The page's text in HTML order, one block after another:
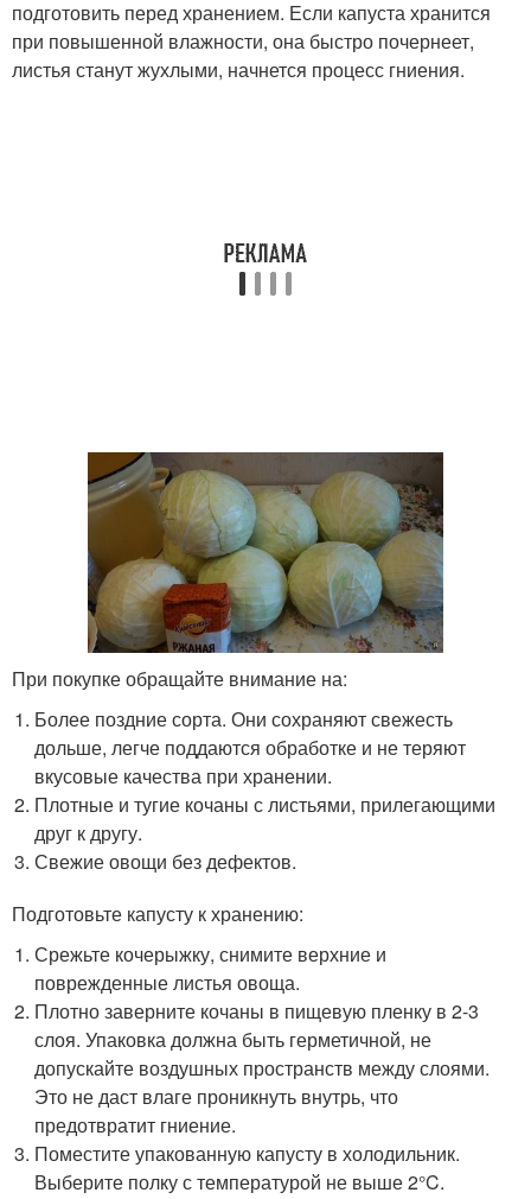
подготовить перед хранением. Если капуста хранится
при повышенной влажности, она быстро почернеет,
листья станут жухлыми, начнется процесс гниения.
При покупке обращайте внимание на:
Более поздние сорта. Они сохраняют свежесть
дольше, легче поддаются обработке и не теряют
вкусовые качества при хранении.
Плотные и тугие кочаны с листьями, прилегающими
друг к другу.
Свежие овощи без дефектов.
Подготовьте капусту к хранению:
Срежьте кочерыжку, снимите верхние и
поврежденные листья овоща.
Плотно заверните кочаны в пищевую пленку в 2-3
слоя. Упаковка должна быть герметичной, не
допускайте воздушных пространств между слоями.
Это не даст влаге проникнуть внутрь, что
предотвратит гниение.
Поместите упакованную капусту в холодильник.
Выберите полку с температурой не выше 2°C.